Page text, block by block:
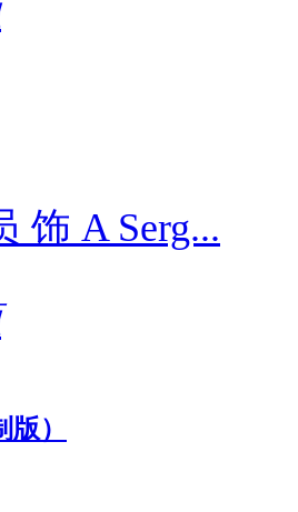
饰 A Serg...
）